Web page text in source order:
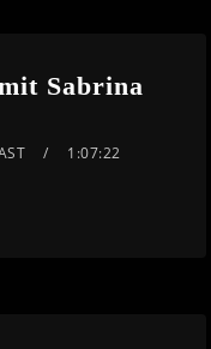
Sabrina
1:07:22